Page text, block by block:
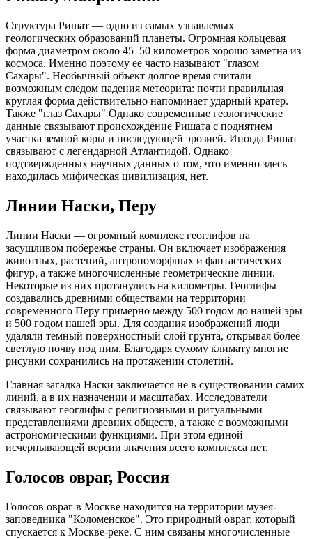
Структура Ришат — одно из самых узнаваемых
геологических образований планеты. Огромная кольцевая
форма диаметром около 45–50 километров хорошо заметна из
космоса. Именно поэтому ее часто называют "глазом
Сахары". Необычный объект долгое время считали
возможным следом падения метеорита: почти правильная
круглая форма действительно напоминает ударный кратер.
Также "глаз Сахары" Однако современные геологические
данные связывают происхождение Ришата с поднятием
участка земной коры и последующей эрозией. Иногда Ришат
связывают с легендарной Атлантидой. Однако
подтвержденных научных данных о том, что именно здесь
находилась мифическая цивилизация, нет.
Линии Наски, Перу
Линии Наски — огромный комплекс геоглифов на
засушливом побережье страны. Он включает изображения
животных, растений, антропоморфных и фантастических
фигур, а также многочисленные геометрические линии.
Некоторые из них протянулись на километры. Геоглифы
создавались древними обществами на территории
современного Перу примерно между 500 годом до нашей эры
и 500 годом нашей эры. Для создания изображений люди
удаляли темный поверхностный слой грунта, открывая более
светлую почву под ним. Благодаря сухому климату многие
рисунки сохранились на протяжении столетий.
Главная загадка Наски заключается не в существовании самих
линий, а в их назначении и масштабах. Исследователи
связывают геоглифы с религиозными и ритуальными
представлениями древних обществ, а также с возможными
астрономическими функциями. При этом единой
исчерпывающей версии значения всего комплекса нет.
Голосов овраг, Россия
Голосов овраг в Москве находится на территории музея-
заповедника "Коломенское". Это природный овраг, который
спускается к Москве-реке. С ним связаны многочисленные